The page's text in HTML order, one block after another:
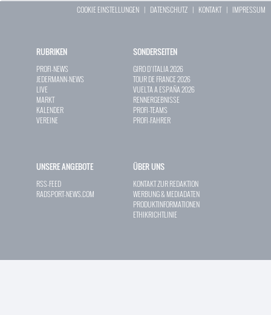
COOKIE EINSTELLUNGEN | DATENSCHUTZ | KONTAKT| IMPRESSUM
RUBRIKEN
PROFI-NEWS
JEDERMANN-NEWS
LIVE
MARKT
KALENDER
VEREINE
SONDERSEITEN
GIRO D`ITALIA 2026
TOUR DE FRANCE 2026
VUELTA A ESPAÑA 2026
RENNERGEBNISSE
PROFI-TEAMS
PROFI-FAHRER
UNSERE ANGEBOTE
RSS-FEED
RADSPORT-NEWS.COM
ÜBER UNS
KONTAKT ZUR REDAKTION
WERBUNG & MEDIADATEN
PRODUKTINFORMATIONEN
ETHIKRICHTLINIE